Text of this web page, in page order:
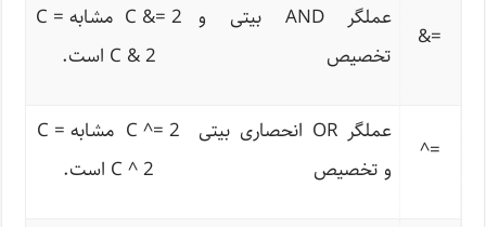
=
&
عملگر AND بیتی و
تخصیص
C &= 2 مشابه C =
C & 2 است.
=
^
عملگر OR انحصاری بیتی
و تخصیص
C ^= 2 مشابه C =
C ^ 2 است.